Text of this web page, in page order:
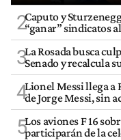
2Caputo y
“ganar” sindicatos
3La Rosada busca
Senado y recalcula
4Lionel Messi llega a
de Jorge Messi, sin
5Los aviones F 16
participarán de la